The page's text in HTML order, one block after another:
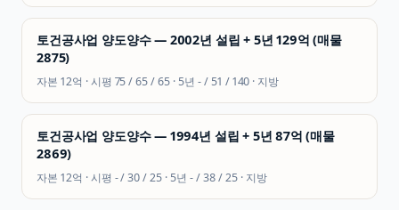
토건공사업 양도양수 — 2002년 설립 + 5년 129억 (매물
2875)
자본 12억 · 시평 75 / 65 / 65 · 5년 - / 51 / 140 · 지방
토건공사업 양도양수 — 1994년 설립 + 5년 87억 (매물
2869)
자본 12억 · 시평 - / 30 / 25 · 5년 - / 38 / 25· 지방